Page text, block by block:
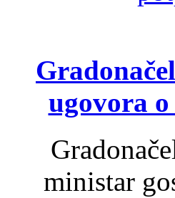
ugovora
ministar